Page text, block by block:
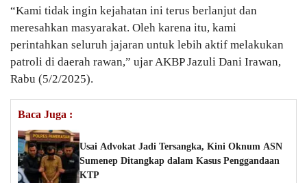
“Kami tidak ingin kejahatan ini terus berlanjut dan
meresahkan masyarakat. Oleh karena itu, kami
perintahkan seluruh jajaran untuk lebih aktif melakukan
patroli di daerah rawan,” ujar AKBP Jazuli Dani Irawan,
Rabu (5/2/2025).
Baca Juga :
Usai Advokat Jadi Tersangka, Kini Oknum ASN
Sumenep Ditangkap dalam Kasus Penggandaan
KTP